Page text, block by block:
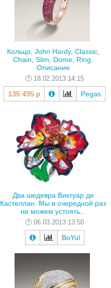
Кольцо, John Hardy, Classic,
Chain, Slim, Dome, Ring,
Описание
18.02.2013 14:15
135 495 р Pegas
Два шедевра Виктуар де
Кастеллан. Мы в очередной раз
не можем устоять...
06.03.2013 13:50
BoYul